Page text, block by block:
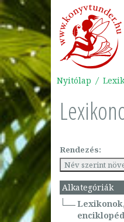
Nyitólap
Rendezés:
Név szerint
Alkategóriák
Lexikonok,